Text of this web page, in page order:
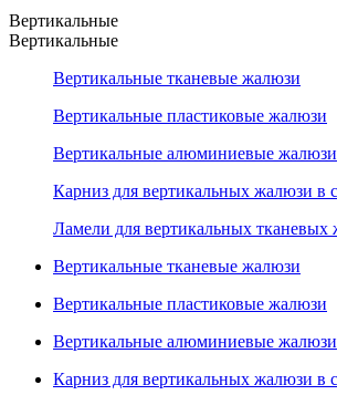
Вертикальные
Вертикальные
Вертикальные тканевые жалюзи
Вертикальные пластиковые жалюзи
Вертикальные алюминиевые жалюзи
Карниз для вертикальных жалюзи в
Ламели для вертикальных тканевых
Вертикальные тканевые жалюзи
Вертикальные пластиковые жалюзи
Вертикальные алюминиевые жалюзи
Карниз для вертикальных жалюзи в